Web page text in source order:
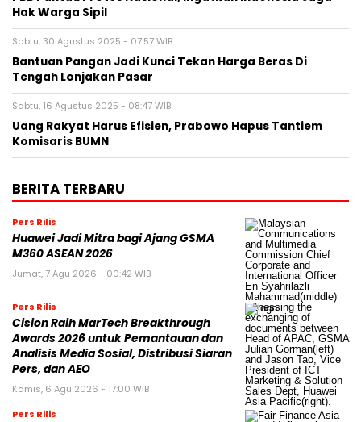
Hak Warga Sipil
Sabtu, 30 Agustus 2025 - 07:57 WIB
Bantuan Pangan Jadi Kunci Tekan Harga Beras Di
Tengah Lonjakan Pasar
Sabtu, 16 Agustus 2025 - 08:47 WIB
Uang Rakyat Harus Efisien, Prabowo Hapus Tantiem
Komisaris BUMN
BERITA TERBARU
Pers Rilis
Huawei Jadi Mitra bagi Ajang GSMA
M360 ASEAN 2026
Jumat, 7 Agu 2026 - 00:42 WIB
Pers Rilis
Cision Raih MarTech Breakthrough
Awards 2026 untuk Pemantauan dan
Analisis Media Sosial, Distribusi Siaran
Pers, dan AEO
Kamis, 6 Agu 2026 - 17:00 WIB
Pers Rilis